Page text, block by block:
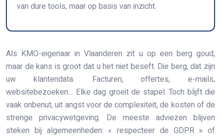
van dure tools, maar op basis van inzicht.
Als KMO-eigenaar in Vlaanderen zit u op een berg goud,
maar de kans is groot dat u het niet beseft. Die berg, dat zijn
uw klantendata. Facturen, offertes, e-mails,
websitebezoeken… Elke dag groeit de stapel. Toch blijft die
vaak onbenut, uit angst voor de complexiteit, de kosten of de
strenge privacywetgeving. De meeste adviezen blijven
steken bij algemeenheden: « respecteer de GDPR » of